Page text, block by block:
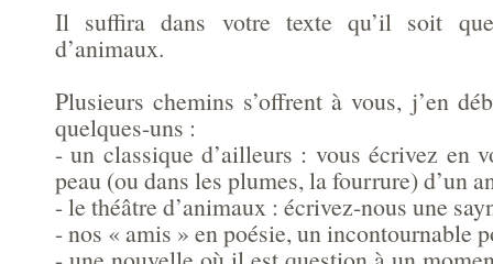
Il suffira dans votre texte qu’il soit
d’animaux.
Plusieurs chemins s’offrent à vous, j’en
quelques-uns :
- un classique d’ailleurs : vous écrivez en
peau (ou dans les plumes, la fourrure) d’un
- le théâtre d’animaux : écrivez-nous une
- nos « amis » en poésie, un incontournable